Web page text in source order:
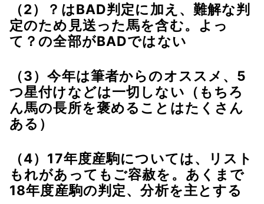
（2）？はBAD判定に加え、難解な判
定のため見送った馬を含む。よっ
て？の全部がBADではない
（3）今年は筆者からのオススメ、5
つ星付けなどは一切しない（もちろ
ん馬の長所を褒めることはたくさん
ある）
（4）17年度産駒については、リスト
もれがあってもご容赦を。あくまで
18年度産駒の判定、分析を主とする